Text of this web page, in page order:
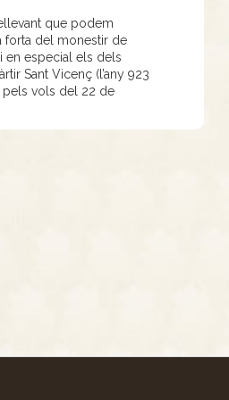
que podem
forta del monestir de
en especial els dels
Sant Vicenç (l’any 923
pels vols del 22 de